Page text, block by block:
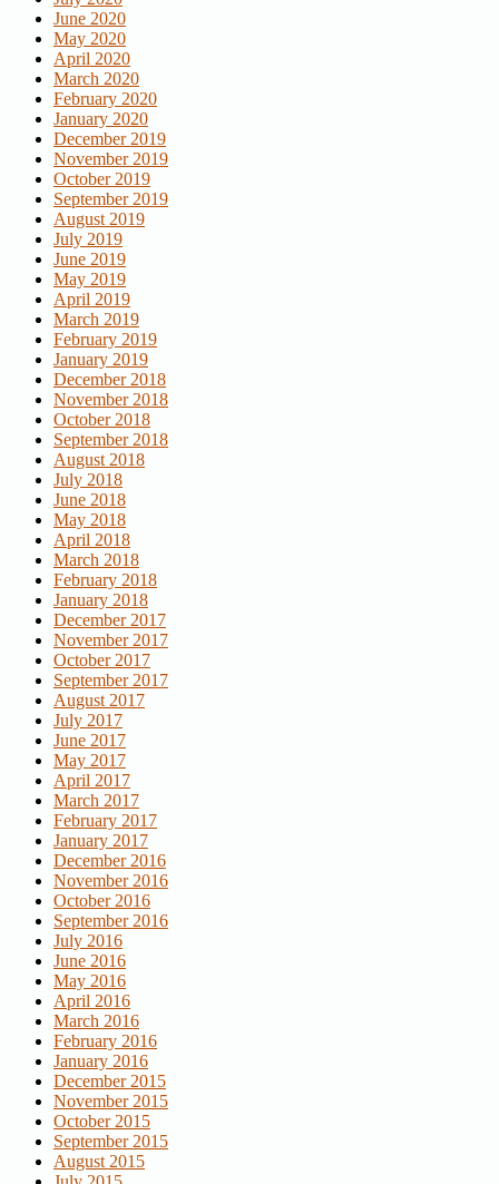
June 2020
May 2020
April 2020
March 2020
February 2020
January 2020
December 2019
November 2019
October 2019
September 2019
August 2019
July 2019
June 2019
May 2019
April 2019
March 2019
February 2019
January 2019
December 2018
November 2018
October 2018
September 2018
August 2018
July 2018
June 2018
May 2018
April 2018
March 2018
February 2018
January 2018
December 2017
November 2017
October 2017
September 2017
August 2017
July 2017
June 2017
May 2017
April 2017
March 2017
February 2017
January 2017
December 2016
November 2016
October 2016
September 2016
July 2016
June 2016
May 2016
April 2016
March 2016
February 2016
January 2016
December 2015
November 2015
October 2015
September 2015
August 2015